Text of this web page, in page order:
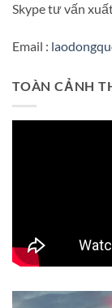
Skype tư vấn
Email :
TOÀN CẢNH